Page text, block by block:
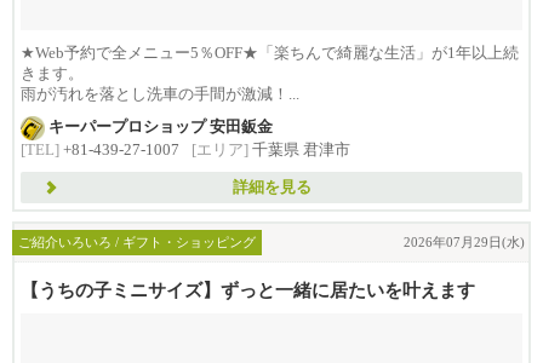
★Web予約で全メニュー5％OFF★「楽ちんで綺麗な生活」が1年以上続
きます。
雨が汚れを落とし洗車の手間が激減！...
キーパープロショップ 安田鈑金
[TEL] +81-439-27-1007 [エリア] 千葉県 君津市
詳細を見る
ご紹介いろいろ / ギフト・ショッピング 2026年07月29日(水)
【うちの子ミニサイズ】ずっと一緒に居たいを叶えます